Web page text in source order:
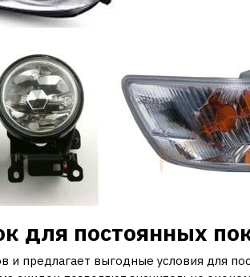
для постоянных
и предлагает выгодные условия для